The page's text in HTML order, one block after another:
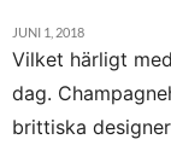
JUNI 1, 2018
Vilket härligt
dag.
brittiska